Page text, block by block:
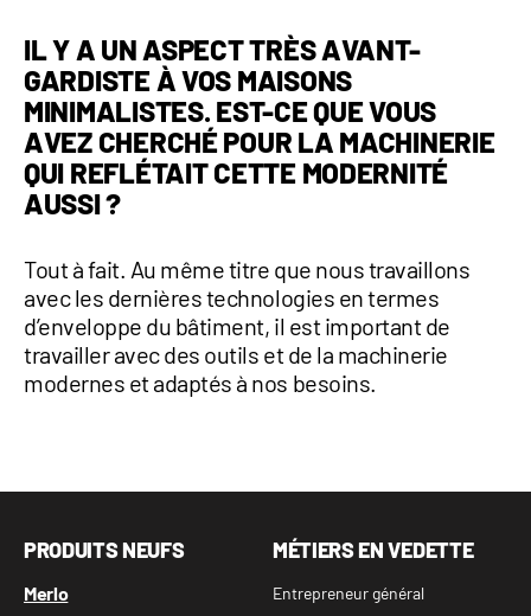
IL Y A UN ASPECT TRÈS AVANT-
GARDISTE À VOS MAISONS
MINIMALISTES. EST-CE QUE VOUS
AVEZ CHERCHÉ POUR LA MACHINERIE
QUI REFLÉTAIT CETTE MODERNITÉ
AUSSI ?
Tout à fait. Au même titre que nous travaillons
avec les dernières technologies en termes
d’enveloppe du bâtiment, il est important de
travailler avec des outils et de la machinerie
modernes et adaptés à nos besoins.
PRODUITS NEUFS
Merlo
MÉTIERS EN VEDETTE
Entrepreneur général